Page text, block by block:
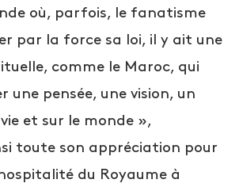
où, parfois, le fanatisme
par la force sa loi, il y ait une
comme le Maroc, qui
une pensée, une vision, un
et sur le monde »,
toute son appréciation pour
du Royaume à